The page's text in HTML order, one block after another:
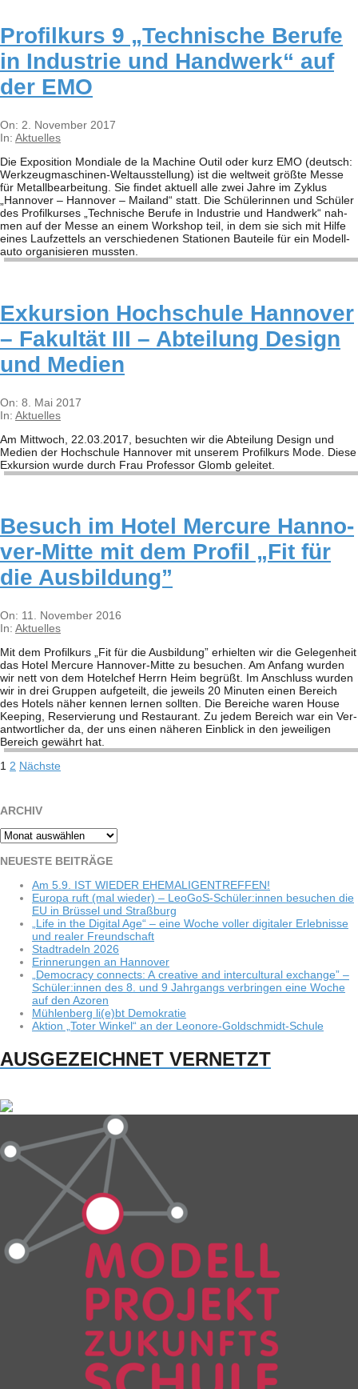
Pro­fil­kurs 9 „Tech­ni­sche Berufe
in Indus­trie und Hand­werk“ auf
der EMO
2017-
11-
On: 2. November 2017
In: Aktuelles
Die Expo­si­tion Mon­diale de la Machine Outil oder kurz EMO (deutsch:
Wer­k­­zeu­g­­ma­­schi­­nen-Wel­t­aus­s­tel­­lung) ist die welt­weit größte Messe
für Metall­be­ar­bei­tung. Sie fin­det aktu­ell alle zwei Jahre im Zyklus
„Han­no­ver – Han­no­ver – Mai­land“ statt. Die Schü­le­rin­nen und Schü­ler
des Pro­fil­kur­ses „Tech­ni­sche Berufe in Indus­trie und Hand­werk“ nah­
men auf der Messe an einem Work­shop teil, in dem sie sich mit Hilfe
eines Lauf­zet­tels an ver­schie­de­nen Sta­tio­nen Bau­teile für ein Modell­
auto orga­ni­sie­ren muss­ten.
Exkur­sion Hoch­schule Han­no­ver
– Fakul­tät III – Abtei­lung Design
und Medien
2017-
05-
On: 8. Mai 2017
In: Aktuelles
Am Mitt­woch, 22.03.2017, besuch­ten wir die Abtei­lung Design und
Medien der Hoch­schule Han­no­ver mit unse­rem Pro­fil­kurs Mode. Diese
Exkur­sion wurde durch Frau Pro­fes­sor Glomb gelei­tet.
Besuch im Hotel Mer­cure Han­no­
ver-Mitte mit dem Pro­fil „Fit für
die Ausbildung”
2016-
11-
On: 11. November 2016
In: Aktuelles
Mit dem Pro­fil­kurs „Fit für die Aus­bil­dung” erhiel­ten wir die Gele­gen­heit
das Hotel Mer­cure Han­­no­­ver-Mitte zu besu­chen. Am Anfang wur­den
wir nett von dem Hotel­chef Herrn Heim begrüßt. Im Anschluss wur­den
wir in drei Grup­pen auf­ge­teilt, die jeweils 20 Minu­ten einen Bereich
des Hotels näher ken­nen ler­nen soll­ten. Die Berei­che waren House
Kee­ping, Reser­vie­rung und Restau­rant. Zu jedem Bereich war ein Ver­
ant­wort­li­cher da, der uns einen nähe­ren Ein­blick in den jewei­li­gen
Bereich gewährt hat.
Seitennummerierung
Beiträge
1 2 Nächste
ARCHIV
Archiv
NEU­ESTE BEITRÄGE
Am 5.9. IST WIEDER EHEMALIGENTREFFEN!
Europa ruft (mal wie­der) – LeoGoS-Schüler:innen besu­chen die
EU in Brüs­sel und Straßburg
„Life in the Digi­tal Age“ – eine Woche vol­ler digi­ta­ler Erleb­nisse
und rea­ler Freundschaft
Stadt­ra­deln 2026
Erin­ne­run­gen an Hannover
„Demo­cracy con­nects: A crea­tive and inter­cul­tu­ral exch­ange” –
Schüler:innen des 8. und 9 Jahr­gangs ver­brin­gen eine Woche
auf den Azoren
Müh­len­berg li(e)bt Demokratie
Aktion „Toter Win­kel“ an der Leonore-Goldschmidt-Schule
AUSGEZEICHNET VERNETZT